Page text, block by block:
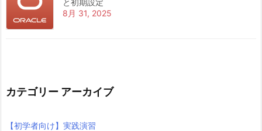
と初期設定
8月 31, 2025
カテゴリー アーカイブ
【初学者向け】実践演習